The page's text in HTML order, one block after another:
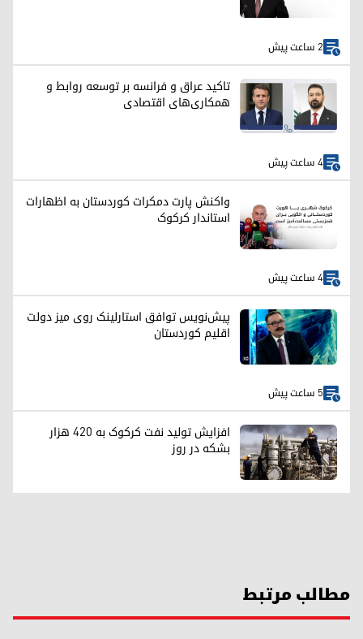
2 ساعت پیش
تاکید عراق و فرانسه بر توسعه روابط و
همکاری‌های اقتصادی
4 ساعت پیش
واکنش پارت دمکرات کوردستان به اظهارات
استاندار کرکوک
4 ساعت پیش
پیش‌نویس توافق استارلینک روی میز دولت
اقلیم کوردستان
5 ساعت پیش
افزایش تولید نفت کرکوک به ۴۲۰ هزار
بشکه در روز
مطالب مرتبط